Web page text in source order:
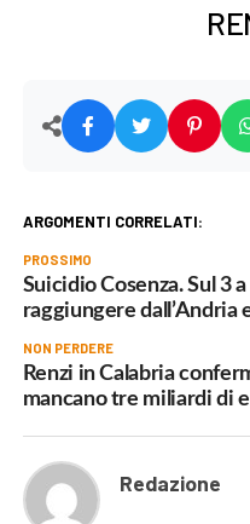
ARGOMENTI CORRELATI:
PROSSIMO
Suicidio Cosenza. Sul 3
raggiungere dall’Andria
NON PERDERE
Renzi in Calabria
mancano tre miliardi di
Redazione